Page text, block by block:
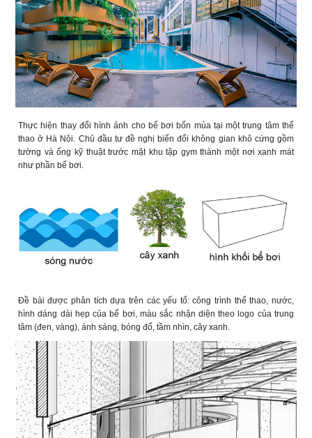
Thực hiện thay đổi hình ảnh cho bể bơi bốn mùa tại một trung tâm thể
thao ở Hà Nội. Chủ đầu tư đề nghị biến đổi không gian khô cứng gồm
tường và ống kỹ thuật trước mặt khu tập gym thành một nơi xanh mát
như phần bể bơi.
Đề bài được phân tích dựa trên các yếu tố: công trình thể thao, nước,
hình dáng dài hẹp của bể bơi, màu sắc nhận diện theo logo của trung
tâm (đen, vàng), ánh sáng, bóng đổ, tầm nhìn, cây xanh.